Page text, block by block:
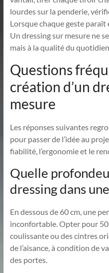
lourdes sur la penderie,
Lorsque chaque geste paraît
Un dressing sur mesure ne
mais à la qualité du
Questions
création d’un
mesure
Les réponses suivantes
pour passer de l’idée au
fiabilité, l’ergonomie et le
Quelle
dressing dans
En dessous de 60 cm, une
inconfortable. Opter pour
coulissante ou des cintres
de l’aisance, à condition de
des portes.